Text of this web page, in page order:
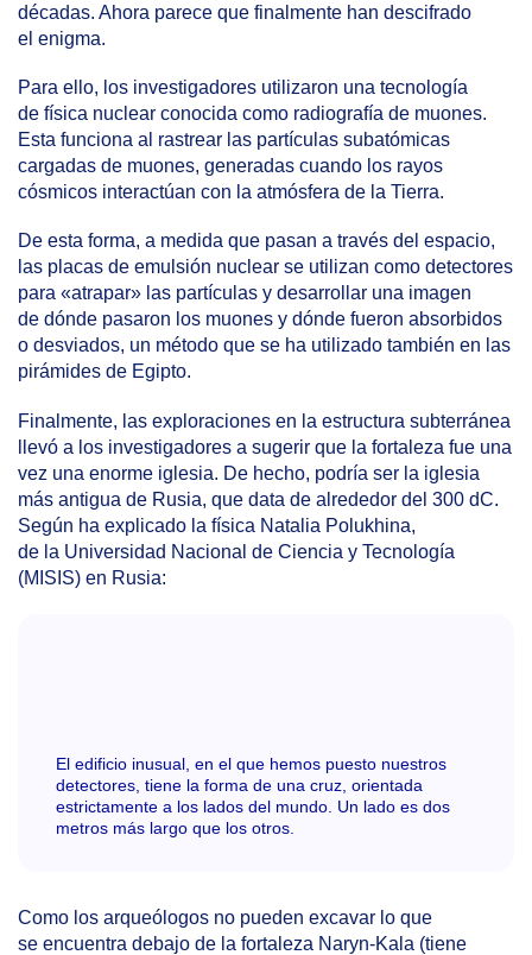
décadas. Ahora parece que finalmente han descifrado
el enigma.
Para ello, los investigadores utilizaron una tecnología
de física nuclear conocida como radiografía de muones.
Esta funciona al rastrear las partículas subatómicas
cargadas de muones, generadas cuando los rayos
cósmicos interactúan con la atmósfera de la Tierra.
De esta forma, a medida que pasan a través del espacio,
las placas de emulsión nuclear se utilizan como detectores
para «atrapar» las partículas y desarrollar una imagen
de dónde pasaron los muones y dónde fueron absorbidos
o desviados, un método que se ha utilizado también en las
pirámides de Egipto.
Finalmente, las exploraciones en la estructura subterránea
llevó a los investigadores a sugerir que la fortaleza fue una
vez una enorme iglesia. De hecho, podría ser la iglesia
más antigua de Rusia, que data de alrededor del 300 dC.
Según ha explicado la física Natalia Polukhina,
de la Universidad Nacional de Ciencia y Tecnología
(MISIS) en Rusia:
El edificio inusual, en el que hemos puesto nuestros
detectores, tiene la forma de una cruz, orientada
estrictamente a los lados del mundo. Un lado es dos
metros más largo que los otros.
Como los arqueólogos no pueden excavar lo que
se encuentra debajo de la fortaleza Naryn-Kala (tiene